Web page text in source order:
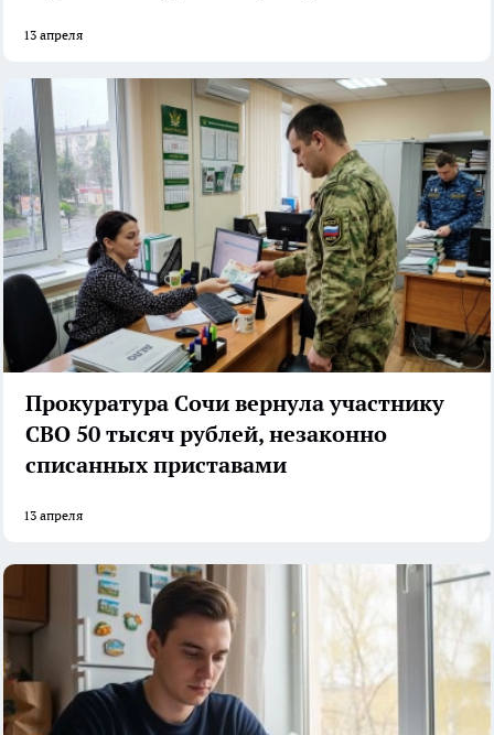
13 апреля
Прокуратура Сочи вернула участнику
СВО 50 тысяч рублей, незаконно
списанных приставами
13 апреля